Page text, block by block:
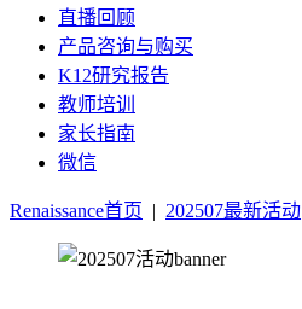
直播回顾
产品咨询与购买
K12研究报告
教师培训
家长指南
微信
Renaissance首页 | 202507最新活动